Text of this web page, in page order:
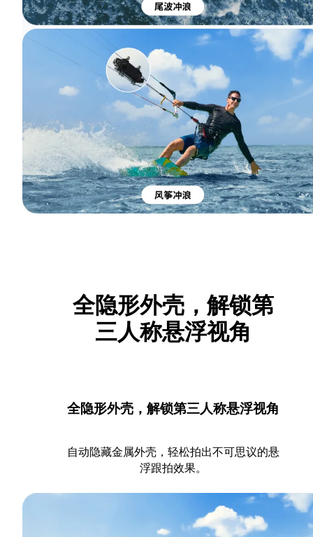
全隐形外壳，解锁第
三人称悬浮视角
全隐形外壳，解锁第三人称悬浮视角
自动隐藏金属外壳，轻松拍出不可思议的悬
浮跟拍效果。